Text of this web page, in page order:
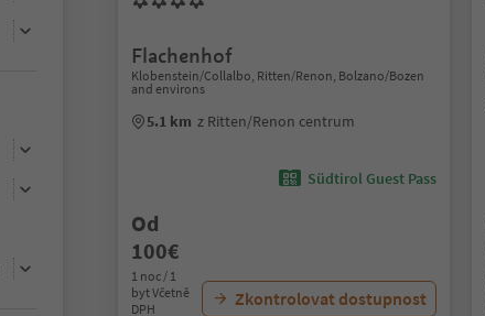
Flachenhof
Klobenstein/Collalbo, Ritten/Renon, Bolzano/Bozen
and environs
5.1 km z Ritten/Renon centrum
Südtirol Guest Pass
Od
100€
1 noc / 1
byt Včetně
DPH
Zkontrolovat dostupnost